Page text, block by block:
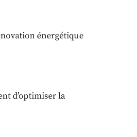
énergétique
d’optimiser la